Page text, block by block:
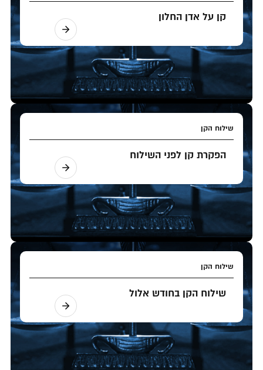
קן על אדן החלון
שילוח הקן
הפקרת קן לפני השילוח
שילוח הקן
שילוח הקן בחודש אלול